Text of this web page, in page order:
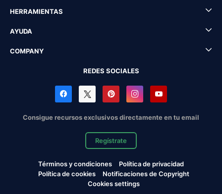
HERRAMIENTAS
AYUDA
COMPANY
REDES SOCIALES
Consigue recursos exclusivos directamente en tu email
Regístrate
Términos y condiciones
Política de privacidad
Política de cookies
Notificaciones de Copyright
Cookies settings